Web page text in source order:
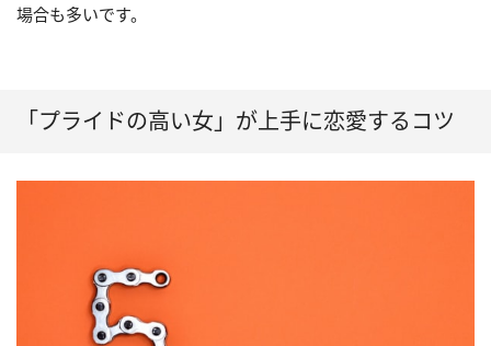
場合も多いです。
「プライドの高い女」が上手に恋愛するコツ